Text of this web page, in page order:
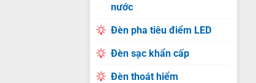
nước
Đèn pha tiêu điểm LED
Đèn sạc khẩn cấp
Đèn thoát hiểm